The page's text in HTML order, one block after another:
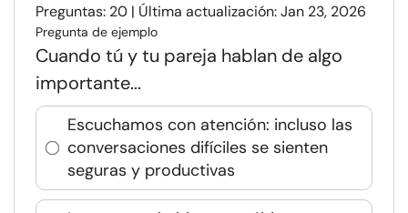
Preguntas: 20 | Última actualización: Jan 23, 2026
Pregunta de ejemplo
Cuando tú y tu pareja hablan de algo
importante...
Escuchamos con atención: incluso las
conversaciones difíciles se sienten
seguras y productivas